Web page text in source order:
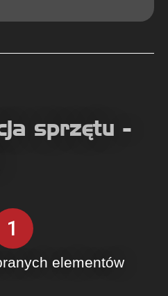
sprzętu -
1
elementów